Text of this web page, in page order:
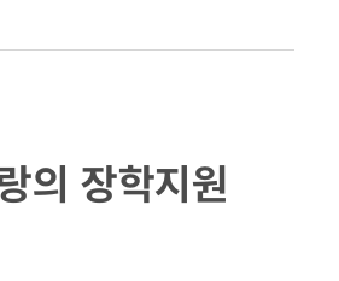
의 장학지원